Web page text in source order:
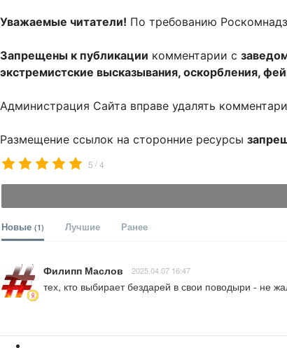
Уважаемые читатели! По требованию
Запрещены к публикации комментарии с
экстремистские высказывания, оскорбления,
Администрация Сайта вправе удалять
Размещение ссылок на сторонние ресурсы
5 /4
Новые (1) Лучшие Ранее
Филипп Маслов 2025.04.07 16:47
тех, кто выбирает бездарей в свои поводыри - не